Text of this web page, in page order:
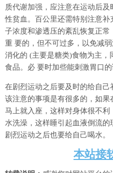
质代谢加强，应注意在运动后
性贫血。百公里还需特别注意
子浓度和渗透压的紊乱恢复正
重 要的，但不可过多，以免减
消化的 (主要是糖类)食物为主，
食品。必 要时加些能刺激胃口的
在剧烈运动之后要及时的给自
该注意的事项是有很多的，如
马上就入座，这样对身体很不
水洗澡，这样睡引起血液倒流
剧烈运动之后也要给自己喝水。
本站接